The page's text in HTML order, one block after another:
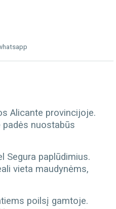
Alicante provincijoje.
nuostabūs
Segura paplūdimius.
vieta maudynėms,
poilsį gamtoje.